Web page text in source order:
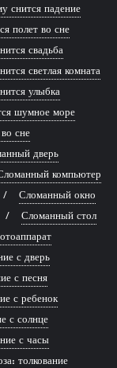
снится падение
полет во сне
свадьба
светлая комната
улыбка
шумное море
сне
дверь
компьютер
Сломанный окно
Сломанный стол
с дверь
с песня
с ребенок
с солнце
с часы
толкование